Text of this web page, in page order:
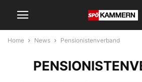
Home News Pensionistenverband